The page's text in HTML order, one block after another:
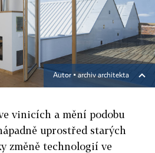
Autor ▪ archiv architekta
vinicích a mění podobu
uprostřed starých
změně technologií ve